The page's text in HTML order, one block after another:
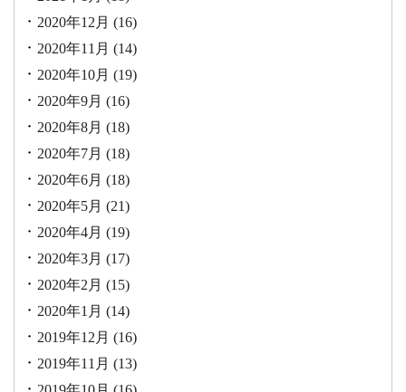
2020年12月 (16)
2020年11月 (14)
2020年10月 (19)
2020年9月 (16)
2020年8月 (18)
2020年7月 (18)
2020年6月 (18)
2020年5月 (21)
2020年4月 (19)
2020年3月 (17)
2020年2月 (15)
2020年1月 (14)
2019年12月 (16)
2019年11月 (13)